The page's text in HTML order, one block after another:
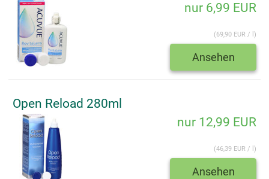
nur 6,99 EUR
(69,90 EUR / l)
Ansehen
Open Reload 280ml
nur 12,99 EUR
(46,39 EUR / l)
Ansehen